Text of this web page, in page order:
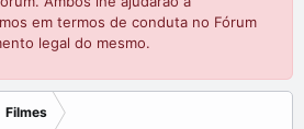
em termos de conduta no Fórum
legal do mesmo.
Filmes